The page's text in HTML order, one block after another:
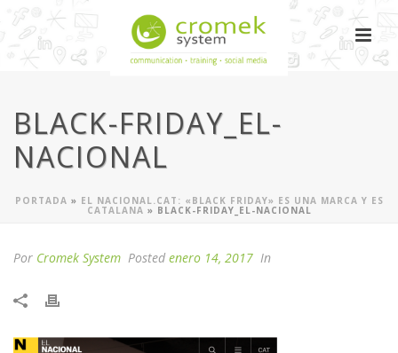
BLACK-FRIDAY_EL-
NACIONAL
PORTADA » EL NACIONAL.CAT: «BLACK FRIDAY» ES UNA MARCA Y ES
CATALANA » BLACK-FRIDAY_EL-NACIONAL
Por Cromek System Posted enero 14, 2017 In